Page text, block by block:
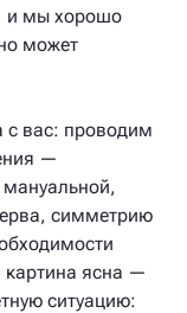
и мы хорошо
может
с вас: проводим
—
мануальной,
симметрию
ясна —
ситуацию: